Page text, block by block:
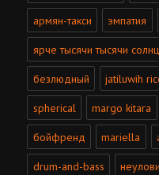
армян-такси эмпатия
ярче тысячи тысячи солнц
безлюдный jatiluwih
spherical margo kitara
бойфренд mariella
drum-and-bass